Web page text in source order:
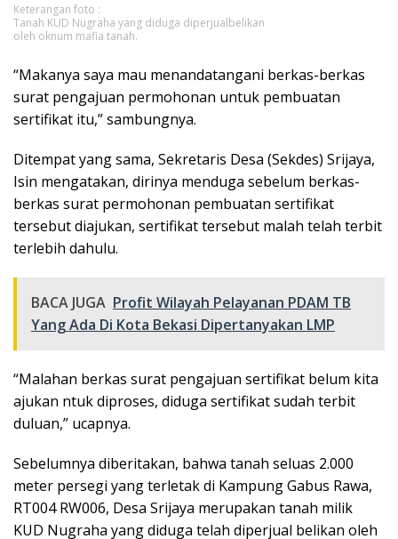
Keterangan foto :
Tanah KUD Nugraha yang diduga diperjualbelikan
oleh oknum mafia tanah.
“Makanya saya mau menandatangani berkas-berkas
surat pengajuan permohonan untuk pembuatan
sertifikat itu,” sambungnya.
Ditempat yang sama, Sekretaris Desa (Sekdes) Srijaya,
Isin mengatakan, dirinya menduga sebelum berkas-
berkas surat permohonan pembuatan sertifikat
tersebut diajukan, sertifikat tersebut malah telah terbit
terlebih dahulu.
BACA JUGA Profit Wilayah Pelayanan PDAM TB
Yang Ada Di Kota Bekasi Dipertanyakan LMP
“Malahan berkas surat pengajuan sertifikat belum kita
ajukan ntuk diproses, diduga sertifikat sudah terbit
duluan,” ucapnya.
Sebelumnya diberitakan, bahwa tanah seluas 2.000
meter persegi yang terletak di Kampung Gabus Rawa,
RT004 RW006, Desa Srijaya merupakan tanah milik
KUD Nugraha yang diduga telah diperjual belikan oleh